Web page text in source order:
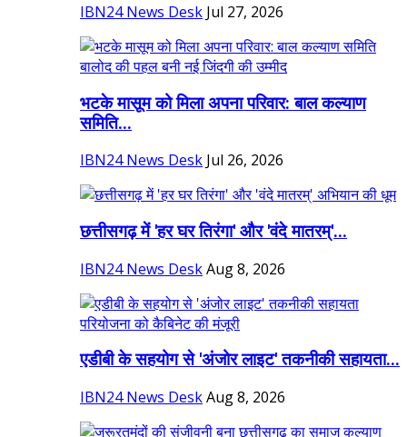
IBN24 News Desk Jul 27, 2026
भटके मासूम को मिला अपना परिवार: बाल कल्याण
समिति...
IBN24 News Desk Jul 26, 2026
छत्तीसगढ़ में 'हर घर तिरंगा' और 'वंदे मातरम्'...
IBN24 News DeskAug 8, 2026
एडीबी के सहयोग से 'अंजोर लाइट' तकनीकी सहायता...
IBN24 News DeskAug 8, 2026